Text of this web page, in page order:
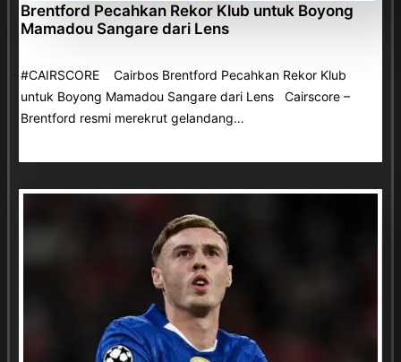
Brentford Pecahkan Rekor Klub untuk Boyong
Mamadou Sangare dari Lens
#CAIRSCORE Cairbos Brentford Pecahkan Rekor Klub
untuk Boyong Mamadou Sangare dari Lens Cairscore –
Brentford resmi merekrut gelandang…